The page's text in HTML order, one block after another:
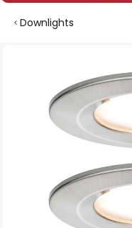
Downlights
bildegalleri